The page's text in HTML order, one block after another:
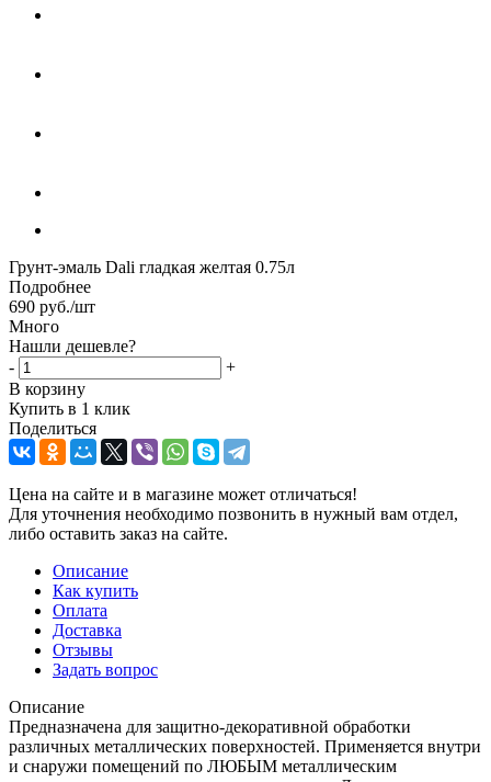
Грунт-эмаль Dali гладкая желтая 0.75л
Подробнее
690 руб./шт
Много
Нашли дешевле?
-
+
В корзину
Купить в 1 клик
Поделиться
Цена на сайте и в магазине может отличаться!
Для уточнения необходимо позвонить в нужный вам отдел,
либо оставить заказ на сайте.
Описание
Как купить
Оплата
Доставка
Отзывы
Задать вопрос
Описание
Предназначена для защитно-декоративной обработки
различных металлических поверхностей. Применяется внутри
и снаружи помещений по ЛЮБЫМ металлическим